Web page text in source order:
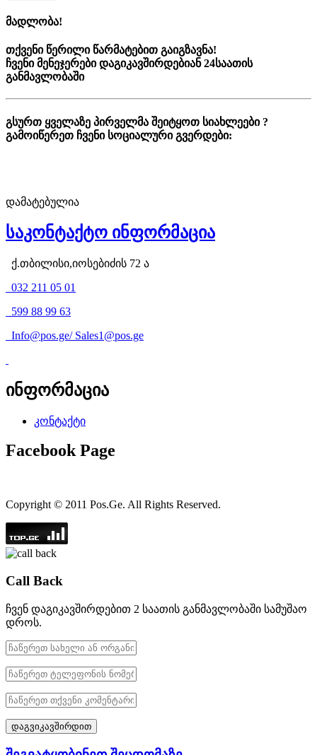
მადლობა!
თქვენი წერილი წარმატებით გაიგზავნა!
ჩვენი მენეჯერები დაგიკავშირდებიან 24საათის
განმავლობაში
გსურთ ყველაზე პირველმა შეიტყოთ სიახლეები ?
გამოიწერეთ ჩვენი სოციალური გვერდები:
დამატებულია
საკონტაქტო ინფორმაცია
ქ.თბილისი,იოსებიძის 72 ა
032 211 05 01
599 88 99 63
Info@pos.ge/ Sales1@pos.ge
ინფორმაცია
კონტაქტი
Facebook Page
Copyright © 2011 Pos.Ge. All Rights Reserved.
Call Back
ჩვენ დაგიკავშირდებით 2 საათის განმავლობაში სამუშაო
დროს.